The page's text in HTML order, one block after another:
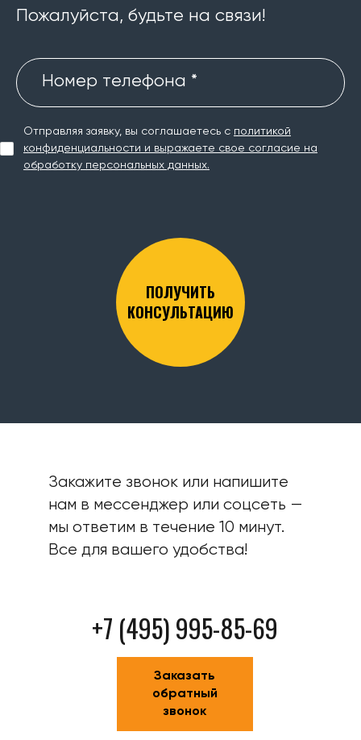
Пожалуйста, будьте на связи!
Номер телефона *
Отправляя заявку, вы соглашаетесь с политикой
конфиденциальности и выражаете свое согласие на
обработку персональных данных.
ПОЛУЧИТЬ
КОНСУЛЬТАЦИЮ
Закажите звонок или напишите
нам в мессенджер или соцсеть —
мы ответим в течение 10 минут.
Все для вашего удобства!
+7 (495) 995-85-69
Заказать
обратный
звонок